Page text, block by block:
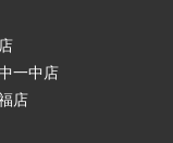
一中店
店